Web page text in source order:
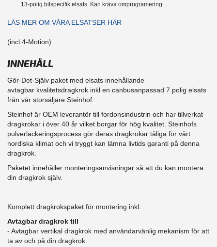
13-polig bilspecifik elsats. Kan kräva omprogramering
LÄS MER OM VÅRA ELSATSER HÄR
(incl.4-Motion)
INNEHÅLL
Gör-Det-Själv paket med elsats innehållande
avtagbar kvalitetsdragkrok inkl en canbusanpassad 7 polig elsats
från vår storsäljare Steinhof.
Steinhof är OEM leverantör till fordonsindustrin och har tillverkat
dragkrokar i över 40 år vilket borgar för hög kvalitet. Steinhofs
pulverlackeringsprocess gör deras dragkrokar tåliga för vårt
nordiska klimat och vi tryggt kan lämna livtids garanti på denna
dragkrok.
Paketet innehåller monteringsanvisningar så att du kan montera
din dragkrok själv.
Komplett dragkrokspaket för montering inkl:
Avtagbar dragkrok till
- Avtagbar vertikal dragkrok med användarvänlig mekanism för att
ta av och på din dragkrok.